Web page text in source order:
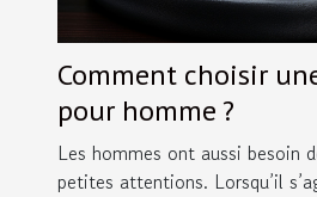
Comment choisir
pour homme ?
Les hommes ont aussi besoin
petites attentions. Lorsqu’il